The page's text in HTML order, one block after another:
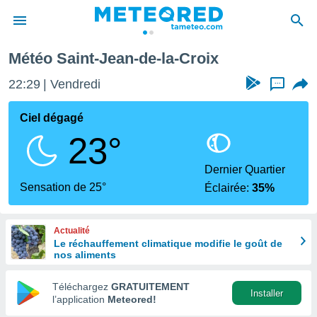
de
en
Météo Saint-Jean-de-la-Croix
22:29 Vendredi ...
Ciel dégagé
23°
Sensation de 25°
Dernier Quartier
Éclairée:35%
Actualité
Le réchauffement climatique modifie le goût de
nos aliments
Téléchargez GRATUITEMENT
l’application Meteored!
Installer